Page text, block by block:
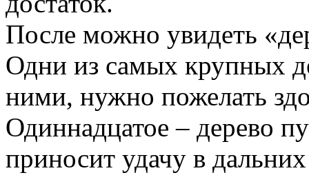
После можно увидеть
Одни из самых крупных
ними, нужно пожелать
Одиннадцатое – дерево
приносит удачу в